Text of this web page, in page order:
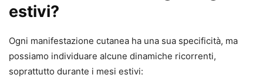
estivi?
Ogni manifestazione cutanea ha una sua specificità, ma
possiamo individuare alcune dinamiche ricorrenti,
soprattutto durante i mesi estivi: